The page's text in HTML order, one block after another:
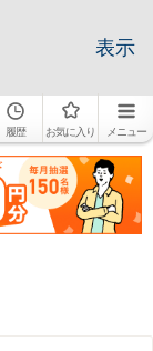
表示
履歴 お気に入り メニュー